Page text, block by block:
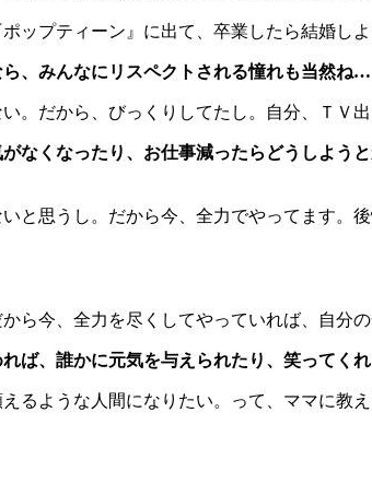
プティーン』に出て、卒業したら結婚し
、みんなにリスペクトされる憧れも当然ね…
だから、びっくりしてたし。自分、ＴＶ出
なくなったり、お仕事減ったらどうしよう
思うし。だから今、全力でやってます。
今、全力を尽くしてやっていれば、自分の
ば、誰かに元気を与えられたり、笑ってく
ような人間になりたい。って、ママに教